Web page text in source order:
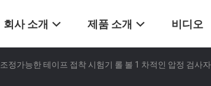
회사 소개 제품 소개 비디오
조정가능한 테이프 접착 시험기 롤 볼 1 차적인 압정 검사자